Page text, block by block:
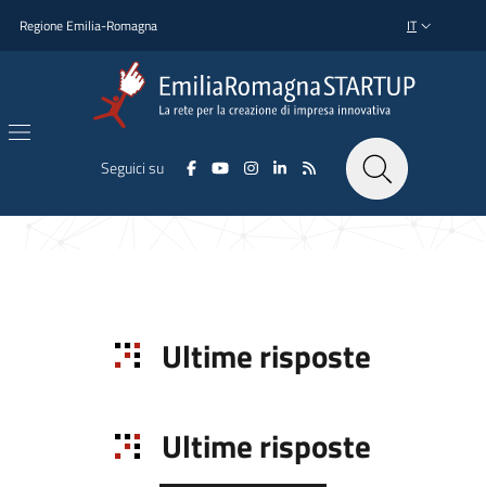
Regione Emilia-Romagna SELETTORE
IT
Seguici su
Ultime risposte
Ultime risposte